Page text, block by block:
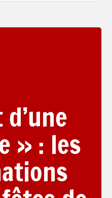
d’une
» : les